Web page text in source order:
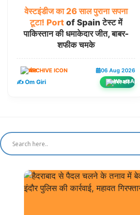
वेस्टइंडीज का 26 साल पुराना सपना
टूटा! Portof Spain टेस्ट में
पाकिस्तान की धमाकेदार जीत, बाबर-
शफीक चमके
खेल 06 Aug 2026
✍️ Om Giri शेयर करें